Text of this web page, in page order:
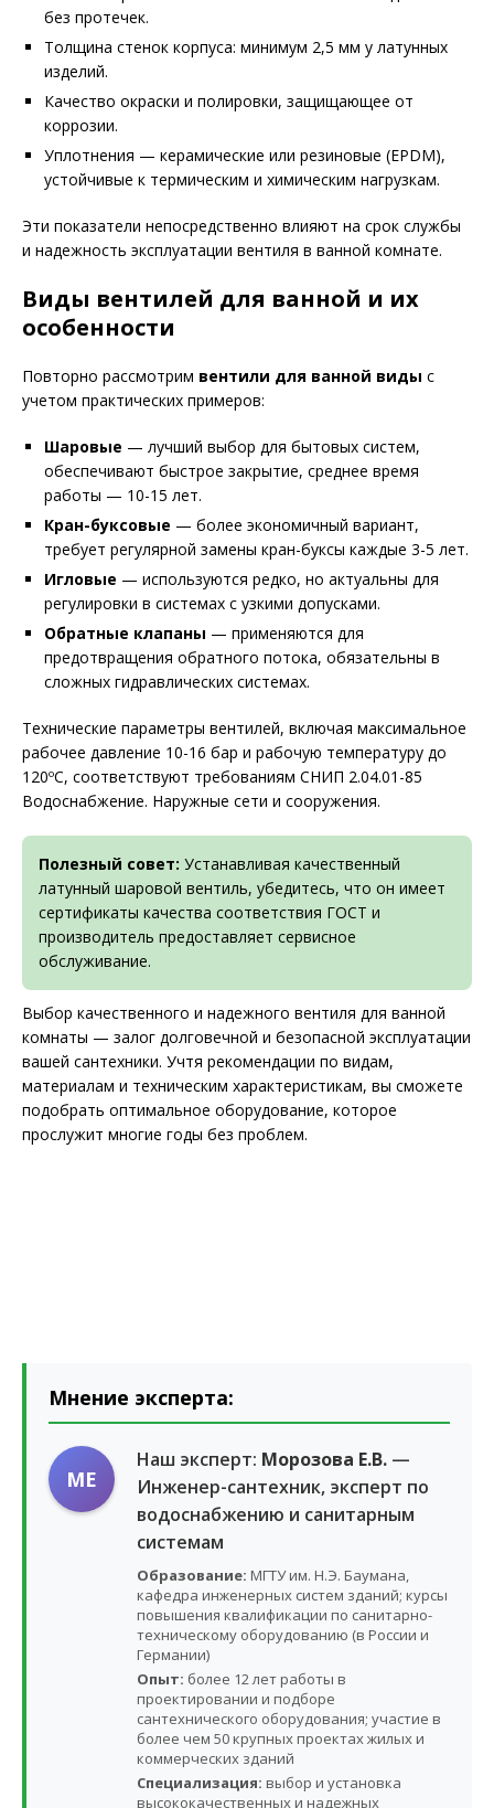
без протечек.
Толщина стенок корпуса: минимум 2,5 мм у латунных
изделий.
Качество окраски и полировки, защищающее от
коррозии.
Уплотнения — керамические или резиновые (EPDM),
устойчивые к термическим и химическим нагрузкам.
Эти показатели непосредственно влияют на срок службы
и надежность эксплуатации вентиля в ванной комнате.
Виды вентилей для ванной и их
особенности
Повторно рассмотрим вентили для ванной виды с
учетом практических примеров:
Шаровые — лучший выбор для бытовых систем,
обеспечивают быстрое закрытие, среднее время
работы — 10-15 лет.
Кран-буксовые — более экономичный вариант,
требует регулярной замены кран-буксы каждые 3-5 лет.
Игловые — используются редко, но актуальны для
регулировки в системах с узкими допусками.
Обратные клапаны — применяются для
предотвращения обратного потока, обязательны в
сложных гидравлических системах.
Технические параметры вентилей, включая максимальное
рабочее давление 10-16 бар и рабочую температуру до
120ºС, соответствуют требованиям СНИП 2.04.01-85
Водоснабжение. Наружные сети и сооружения.
Полезный совет: Устанавливая качественный
латунный шаровой вентиль, убедитесь, что он имеет
сертификаты качества соответствия ГОСТ и
производитель предоставляет сервисное
обслуживание.
Выбор качественного и надежного вентиля для ванной
комнаты — залог долговечной и безопасной эксплуатации
вашей сантехники. Учтя рекомендации по видам,
материалам и техническим характеристикам, вы сможете
подобрать оптимальное оборудование, которое
прослужит многие годы без проблем.
Мнение эксперта:
МЕ
Наш эксперт: Морозова Е.В. —
Инженер-сантехник, эксперт по
водоснабжению и санитарным
системам
Образование: МГТУ им. Н.Э. Баумана,
кафедра инженерных систем зданий; курсы
повышения квалификации по санитарно-
техническому оборудованию (в России и
Германии)
Опыт: более 12 лет работы в
проектировании и подборе
сантехнического оборудования; участие в
более чем 50 крупных проектах жилых и
коммерческих зданий
Специализация: выбор и установка
высококачественных и надежных